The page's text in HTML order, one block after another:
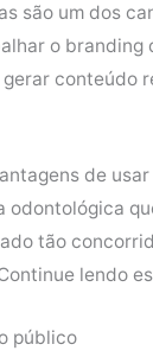
são um dos
o branding
conteúdo
de
odontológica
tão
lendo
público